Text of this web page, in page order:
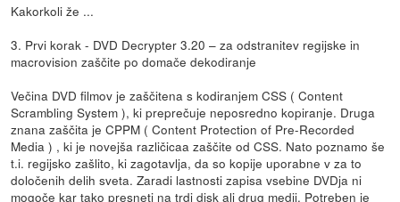
Kakorkoli že ...
3. Prvi korak - DVD Decrypter 3.20 – za odstranitev regijske in
macrovision zaščite po domače dekodiranje
Večina DVD filmov je zaščitena s kodiranjem CSS ( Content
Scrambling System ), ki preprečuje neposredno kopiranje. Druga
znana zaščita je CPPM ( Content Protection of Pre-Recorded
Media ) , ki je novejša različicaa zaščite od CSS. Nato poznamo še
t.i. regijsko zašlito, ki zagotavlja, da so kopije uporabne v za to
določenih delih sveta. Zaradi lastnosti zapisa vsebine DVDja ni
mogoče kar tako presneti na trdi disk ali drug medij. Potreben je